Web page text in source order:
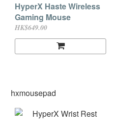
HyperX Haste Wireless
Gaming Mouse
HK$649.00
hxmousepad